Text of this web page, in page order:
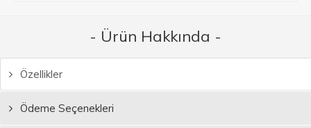
- Ürün Hakkında -
Özellikler
Ödeme Seçenekleri